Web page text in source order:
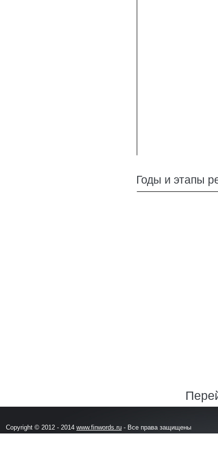
Годы и этапы
Copyright © 2012 - 2014 www.finwords.ru - Все права защищены